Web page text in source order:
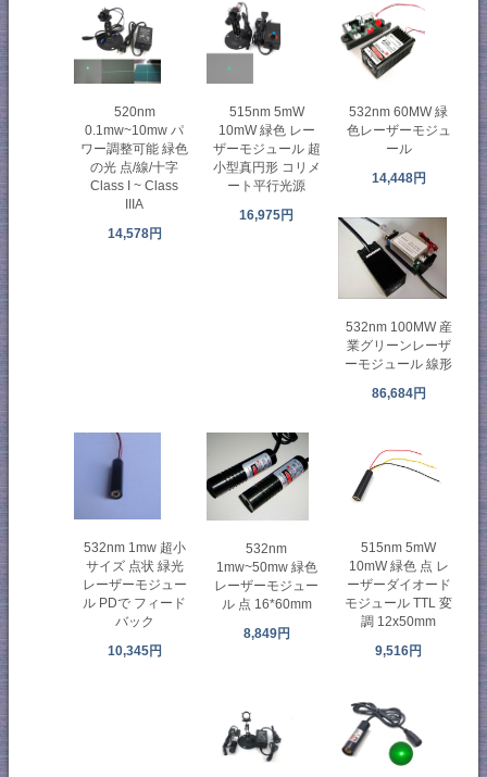
520nm
0.1mw~10mw パ
ワー調整可能 緑色
の光 点/線/十字
Class I ~ Class
IIIA
14,578円
515nm 5mW
10mW 緑色 レー
ザーモジュール 超
小型真円形 コリメ
ート平行光源
16,975円
532nm 60MW 緑
色レーザーモジュ
ール
14,448円
532nm 100MW 産
業グリーンレーザ
ーモジュール 線形
86,684円
532nm 1mw 超小
サイズ 点状 緑光
レーザーモジュー
ル PDで フィード
バック
10,345円
532nm
1mw~50mw 緑色
レーザーモジュー
ル 点 16*60mm
8,849円
515nm 5mW
10mW 緑色 点 レ
ーザーダイオード
モジュール TTL 変
調 12x50mm
9,516円